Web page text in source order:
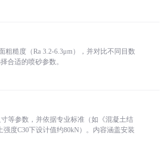
糙度（Ra 3.2-6.3μm），并对比不同目数
合适的喷砂参数。
等参数，并依据专业标准（如《混凝土结
度C30下设计值约80kN）。内容涵盖安装